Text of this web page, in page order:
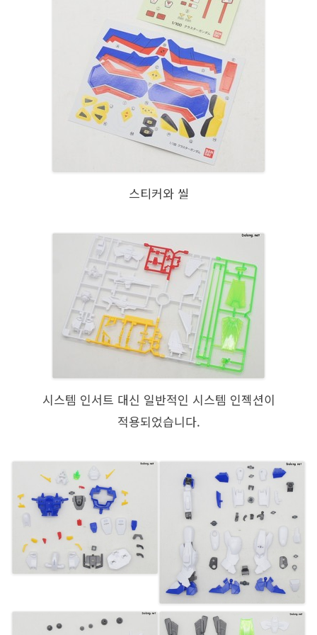
스티커와 씰
시스템 인서트 대신 일반적인 시스템 인젝션이
적용되었습니다.